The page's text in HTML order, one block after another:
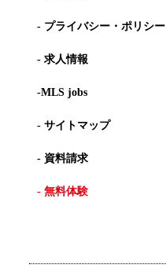
- プライバシー・ポリシー
- 求人情報
-MLS jobs
- サイトマップ
- 資料請求
- 無料体験